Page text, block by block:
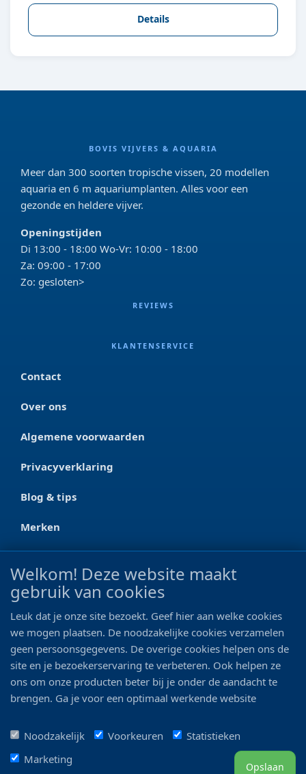
Details
BOVIS VIJVERS & AQUARIA
Meer dan 300 soorten tropische vissen, 20 modellen
aquaria en 6 m aquariumplanten. Alles voor een
gezonde en heldere vijver.
Openingstijden
Di 13:00 - 18:00 Wo-Vr: 10:00 - 18:00
Za: 09:00 - 17:00
Zo: gesloten>
REVIEWS
KLANTENSERVICE
Contact
Over ons
Algemene voorwaarden
Privacyverklaring
Blog & tips
Merken
CONTACT
Ootmarsumseweg 125a
0546 - 622 990
06 - 11 19 81 42
info@bo-vis.nl
Welkom! Deze website maakt
gebruik van cookies
Leuk dat je onze site bezoekt. Geef hier aan welke cookies
we mogen plaatsen. De noodzakelijke cookies verzamelen
geen persoonsgegevens. De overige cookies helpen ons de
site en je bezoekerservaring te verbeteren. Ook helpen ze
ons om onze producten beter bij je onder de aandacht te
brengen. Ga je voor een optimaal werkende website
Noodzakelijk
Voorkeuren
Statistieken
Marketing
Opslaan